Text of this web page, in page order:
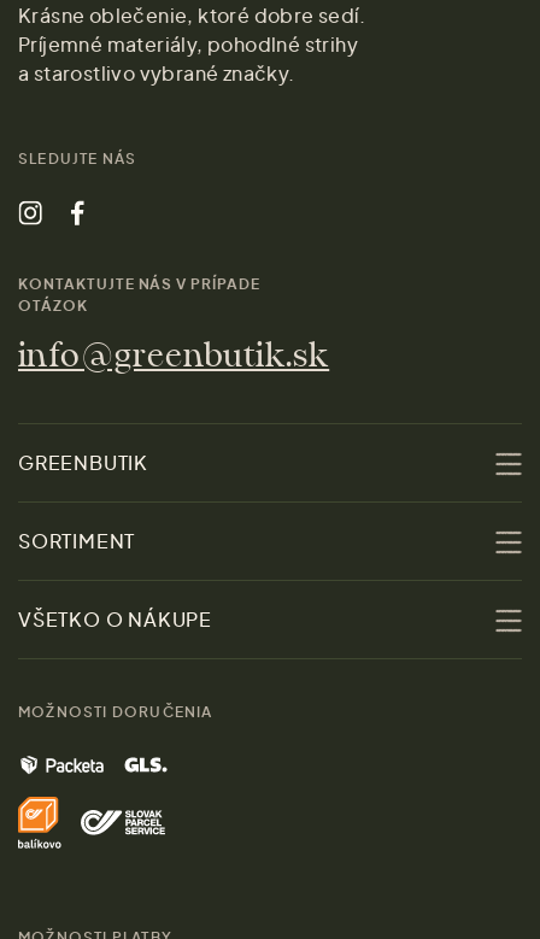
Krásne oblečenie, ktoré dobre sedí.
Príjemné materiály, pohodlné strihy
a starostlivo vybrané značky.
SLEDUJTE NÁS
KONTAKTUJTE NÁS V PRÍPADE
OTÁZOK
info@greenbutik.sk
GREENBUTIK
Udržateľnosť
Kontakt
Značky
Pre médiá
SORTIMENT
Zľavy
Ženy
Muži
Darčeky
VŠETKO O NÁKUPE
Doprava a platba
MOŽNOSTI DORUČENIA